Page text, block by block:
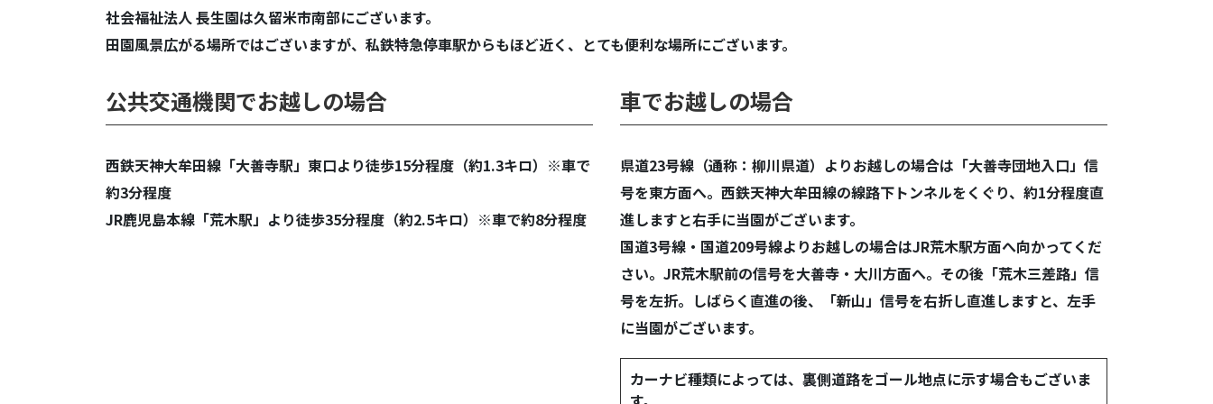
社会福祉法人 長生園は久留米市南部にございます。
田園風景広がる場所ではございますが、私鉄特急停車駅からもほど近く、とても便利な場所にございます。
公共交通機関でお越しの場合
西鉄天神大牟田線「大善寺駅」東口より徒歩15分程度（約1.3キロ）※車で
約3分程度
JR鹿児島本線「荒木駅」より徒歩35分程度（約2.5キロ）※車で約8分程度
車でお越しの場合
県道23号線（通称：柳川県道）よりお越しの場合は「大善寺団地入口」信
号を東方面へ。西鉄天神大牟田線の線路下トンネルをくぐり、約1分程度直
進しますと右手に当園がございます。
国道3号線・国道209号線よりお越しの場合はJR荒木駅方面へ向かってくだ
さい。JR荒木駅前の信号を大善寺・大川方面へ。その後「荒木三差路」信
号を左折。しばらく直進の後、「新山」信号を右折し直進しますと、左手
に当園がございます。
カーナビ種類によっては、裏側道路をゴール地点に示す場合もございま